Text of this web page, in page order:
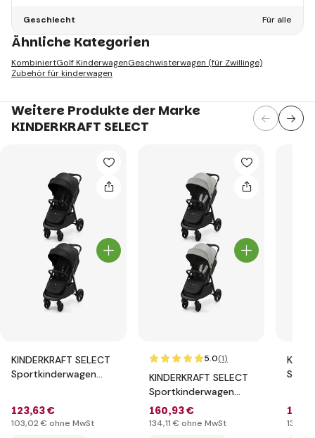
Geschlecht Für alle
Ähnliche Kategorien
KombiniertGolf KinderwagenGeschwisterwagen (für Zwillinge)
Zubehör für kinderwagen
Weitere Produkte der Marke
KINDERKRAFT SELECT
KINDERKRAFT SELECT
Sportkinderwagen
123,63 €
103,02 € ohne MwSt
5.0(1)
KINDERKRAFT SELECT
Sportkinderwagen
Rine Moonlight Grey,
Premium
160,93 €
134,11 € ohne MwSt
160
134